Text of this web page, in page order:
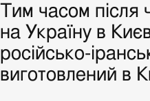
Тим часом після
на Україну в
російсько-
виготовлений в